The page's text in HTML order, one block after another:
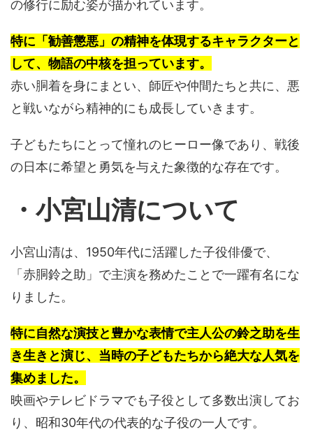
の修行に励む姿が描かれています。
特に「勧善懲悪」の精神を体現するキャラクターと
して、物語の中核を担っています。
赤い胴着を身にまとい、師匠や仲間たちと共に、悪
と戦いながら精神的にも成長していきます。
子どもたちにとって憧れのヒーロー像であり、戦後
の日本に希望と勇気を与えた象徴的な存在です。
・小宮山清について
小宮山清は、1950年代に活躍した子役俳優で、
「赤胴鈴之助」で主演を務めたことで一躍有名にな
りました。
特に自然な演技と豊かな表情で主人公の鈴之助を生
き生きと演じ、当時の子どもたちから絶大な人気を
集めました。
映画やテレビドラマでも子役として多数出演してお
り、昭和30年代の代表的な子役の一人です。